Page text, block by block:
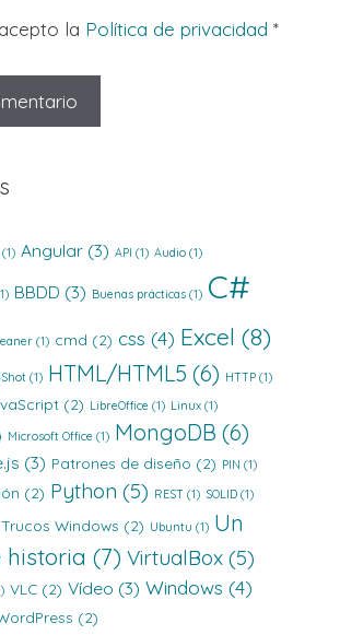
la Política de privacidad *
(1) Angular (3) API (1) Audio (1)
BBDD (3) Buenas prácticas (1) C#
(1) cmd (2) css (4) Excel (8)
(1) HTML/HTML5 (6) HTTP (1)
(2) LibreOffice (1) Linux (1)
Microsoft Office (1) MongoDB (6)
(3) Patrones de diseño (2) PIN (1)
(2) Python (5) REST (1) SOLID (1)
Trucos Windows (2) Ubuntu (1) Un
historia (7) VirtualBox (5)
VLC (2) Vídeo (3) Windows (4)
(2)